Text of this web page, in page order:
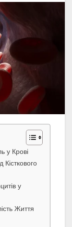
у Крові
у
Життя